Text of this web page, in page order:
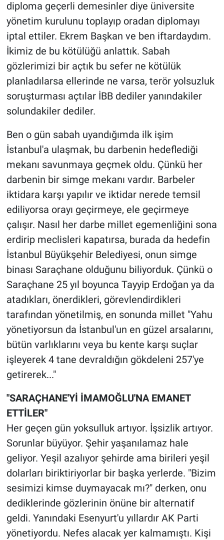
diploma geçerli demesinler diye üniversite
yönetim kurulunu toplayıp oradan diplomayı
iptal ettiler. Ekrem Başkan ve ben iftardaydım.
İkimiz de bu kötülüğü anlattık. Sabah
gözlerimizi bir açtık bu sefer ne kötülük
planladılarsa ellerinde ne varsa, terör yolsuzluk
soruşturması açtılar İBB dediler yanındakiler
solundakiler dediler.
Ben o gün sabah uyandığımda ilk işim
İstanbul'a ulaşmak, bu darbenin hedeflediği
mekanı savunmaya geçmek oldu. Çünkü her
darbenin bir simge mekanı vardır. Barbeler
iktidara karşı yapılır ve iktidar nerede temsil
ediliyorsa orayı geçirmeye, ele geçirmeye
çalışır. Nasıl her darbe millet egemenliğini sona
erdirip meclisleri kapatırsa, burada da hedefin
İstanbul Büyükşehir Belediyesi, onun simge
binası Saraçhane olduğunu biliyorduk. Çünkü o
Saraçhane 25 yıl boyunca Tayyip Erdoğan ya da
atadıkları, önerdikleri, görevlendirdikleri
tarafından yönetilmiş, en sonunda millet "Yahu
yönetiyorsun da İstanbul'un en güzel arsalarını,
bütün varlıklarını veya bu kente karşı suçlar
işleyerek 4 tane devraldığın gökdeleni 257'ye
getirerek..."
"SARAÇHANE'Yİ İMAMOĞLU'NA EMANET
ETTİLER"
Her geçen gün yoksulluk artıyor. İşsizlik artıyor.
Sorunlar büyüyor. Şehir yaşanılamaz hale
geliyor. Yeşil azalıyor şehirde ama birileri yeşil
dolarları biriktiriyorlar bir başka yerlerde. "Bizim
sesimizi kimse duymayacak mı?" derken, onu
dediklerinde gözlerinin önüne bir alternatif
geldi. Yanındaki Esenyurt'u yıllardır AK Parti
yönetiyordu. Nefes alacak yer kalmamıştı. Kişi